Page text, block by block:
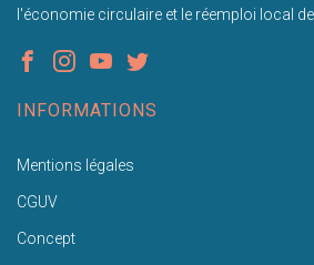
l'économie circulaire et le réemploi local
INFORMATIONS
Mentions légales
CGUV
Concept